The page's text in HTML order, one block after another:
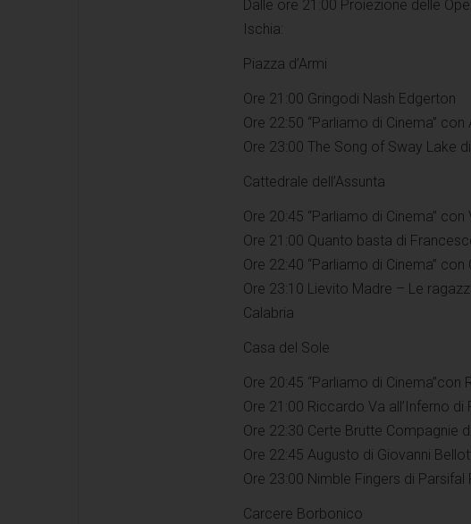
Dalle ore 21:00 Proiezione delle
Ischia:
Piazza d’Armi
Ore 21:00 Gringodi Nash Edgerton
Ore 22:50 “Parliamo di Cinema” con
Ore 23:00 The Song of Sway Lake
Cattedrale dell’Assunta
Ore 20:45 “Parliamo di Cinema”
Ore 21:00 Quanto basta di
Ore 22:40 “Parliamo di Cinema”
Ore 23:10 Lievito Madre – Le
Calabria
Casa del Sole
Ore 20:45 “Parliamo di Cinema”con
Ore 21:00 Riccardo Va all’Inferno di
Ore 22:30 Certe Brutte Compagnie
Ore 22:45 Augusto di Giovanni
Ore 23:00 Nimble Fingers di Parsifal
Carcere Borbonico